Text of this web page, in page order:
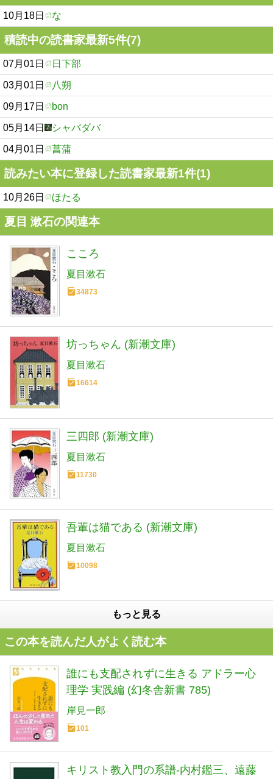
10月18日 な
積読中の読書家最新5件(7)
07月01日 日下部
03月01日 八朔
09月17日 bon
05月14日 シャバダバ
04月01日 菖蒲
読みたい本に登録した読書家最新1件(1)
10月26日 ほたる
夏目 漱石の関連本
こころ
夏目漱石
34873
坊っちゃん (新潮文庫)
夏目漱石
16614
三四郎 (新潮文庫)
夏目漱石
11730
吾輩は猫である (新潮文庫)
夏目漱石
10098
もっと見る
この本を読んだ人がよく読む本
誰にも支配されずに生きる アドラー心
理学 実践編 (幻冬舎新書 785)
岸見一郎
101
キリスト教入門の系譜-内村鑑三、遠藤